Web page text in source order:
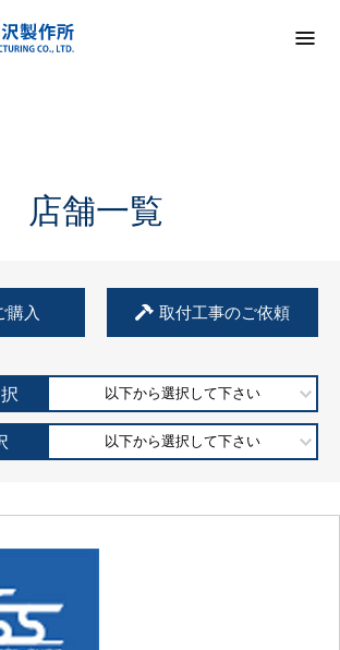
情報
店舗一覧
購入 取付工事のご依頼
以下から選択して下さい
以下から選択して下さい